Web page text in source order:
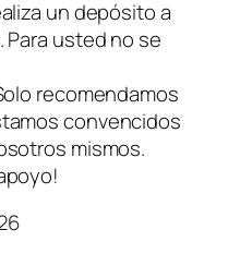
un depósito a
usted no se
recomendamos
convencidos
mismos.